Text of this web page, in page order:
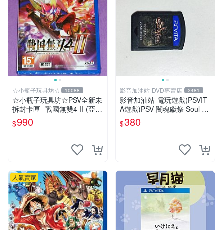
☆小瓶子玩具坊☆ 10088
☆小瓶子玩具坊☆PSV全新未
拆封卡匣--戰國無雙4-II (亞版
日文版)
$990
影音加油站-DVD專賣店 2481
影音加油站-電玩遊戲(PSVIT
A遊戲)PSV 闇魂獻祭 Soul Sa
crifice 日版/直購價380元/下
標就賣
$380
人氣賣家